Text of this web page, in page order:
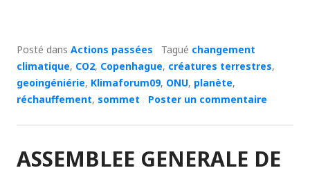
Posté dans Actions passées Tagué changement
climatique, CO2, Copenhague, créatures terrestres,
geoingéniérie, Klimaforum09, ONU, planète,
réchauffement, sommet Poster un commentaire
ASSEMBLEE GENERALE DE